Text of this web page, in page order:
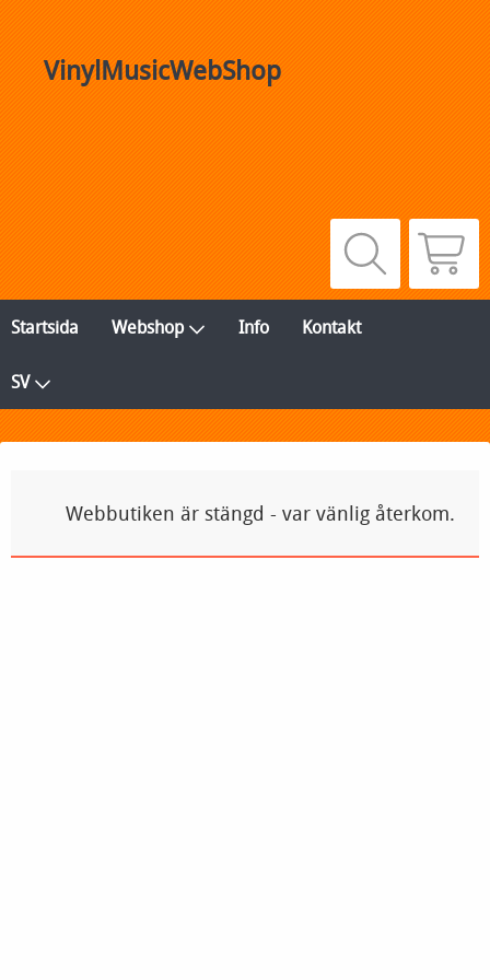
VinylMusicWebShop
Startsida Webshop Info Kontakt
SV
Webbutiken är stängd - var vänlig återkom.